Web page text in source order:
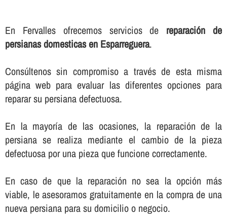
En Fervalles ofrecemos servicios de reparación de
persianas domesticas en Esparreguera.
Consúltenos sin compromiso a través de esta misma
página web para evaluar las diferentes opciones para
reparar su persiana defectuosa.
En la mayorí­a de las ocasiones, la reparación de la
persiana se realiza mediante el cambio de la pieza
defectuosa por una pieza que funcione correctamente.
En caso de que la reparación no sea la opción más
viable, le asesoramos gratuitamente en la compra de una
nueva persiana para su domicilio o negocio.